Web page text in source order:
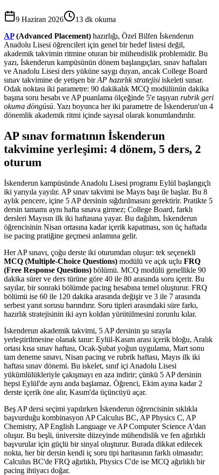
9 Haziran 2026 13 dk okuma
AP(Advanced Placement) hazırlığı, Özel Bilfen İskenderun
Anadolu Lisesi öğrencileri için genel bir hedef listesi değil,
akademik takvimin ritmine oturan bir mühendislik problemidir. Bu
yazı, İskenderun kampüsünün dönem başlangıçları, sınav haftaları
ve Anadolu Lisesi ders yüküne saygı duyan, ancak College Board
sınav takvimine de yetişen birAP hazırlık stratejisi iskeleti sunar.
Odak noktası iki parametre: 90 dakikalık MCQ modülünün dakika
başına soru hesabı ve AP puanlama ölçeğinde 5'e taşıyan rubrik geri
okuma döngüsü. Yazı boyunca her iki parametre de İskenderun'un 4
dönemlik akademik ritmi içinde sayısal olarak konumlandırılır.
AP sınav formatının İskenderun
takvimine yerleşimi: 4 dönem, 5 ders, 2
oturum
İskenderun kampüsünde Anadolu Lisesi programı Eylül başlangıçlı
iki yarıyıla yayılır. AP sınav takvimi ise Mayıs başı ile başlar. Bu 8
aylık pencere, içine 5 AP dersinin sığdırılmasını gerektirir. Pratikte 5
dersin tamamı aynı hafta sınava girmez; College Board, farklı
dersleri Mayısın ilk iki haftasına yayar. Bu dağılım, İskenderun
öğrencisinin Nisan ortasına kadar içerik kapatması, son üç haftada
ise pacing pratiğine geçmesi anlamına gelir.
Her AP sınavı, çoğu derste iki oturumdan oluşur: tek seçenekli
MCQ (Multiple-Choice Questions) modülü ve açık uçlu FRQ
(Free Response Questions) bölümü. MCQ modülü genellikle 90
dakika sürer ve ders türüne göre 40 ile 80 arasında soru içerir. Bu
sayılar, bir sonraki bölümde pacing hesabına temel oluşturur. FRQ
bölümü ise 60 ile 120 dakika arasında değişir ve 3 ile 7 arasında
serbest yanıt sorusu barındırır. Soru tipleri arasındaki süre farkı,
hazırlık stratejisinin iki ayrı koldan yürütülmesini zorunlu kılar.
İskenderun akademik takvimi, 5 AP dersinin şu sırayla
yerleştirilmesine olanak tanır: Eylül-Kasım arası içerik bloğu, Aralık
ortası kısa sınav haftası, Ocak-Şubat yoğun uygulama, Mart sonu
tam deneme sınavı, Nisan pacing ve rubrik haftası, Mayıs ilk iki
haftası sınav dönemi. Bu iskelet, sınıf içi Anadolu Lisesi
yükümlülükleriyle çakışmayı en aza indirir; çünkü 5 AP dersinin
hepsi Eylül'de aynı anda başlamaz. Öğrenci, Ekim ayına kadar 2
derste içerik öne alır, Kasım'da üçüncüyü açar.
Beş AP dersi seçimi yapılırken İskenderun öğrencisinin sıklıkla
başvurduğu kombinasyon AP Calculus BC, AP Physics C, AP
Chemistry, AP English Language ve AP Computer Science A'dan
oluşur. Bu beşli, üniversite düzeyinde mühendislik ve fen ağırlıklı
başvurular için güçlü bir sinyal oluşturur. Burada dikkat edilecek
nokta, her bir dersin kendi iç soru tipi haritasının farklı olmasıdır;
Calculus BC'de FRQ ağırlıklı, Physics C'de ise MCQ ağırlıklı bir
pacing ihtiyacı doğar.